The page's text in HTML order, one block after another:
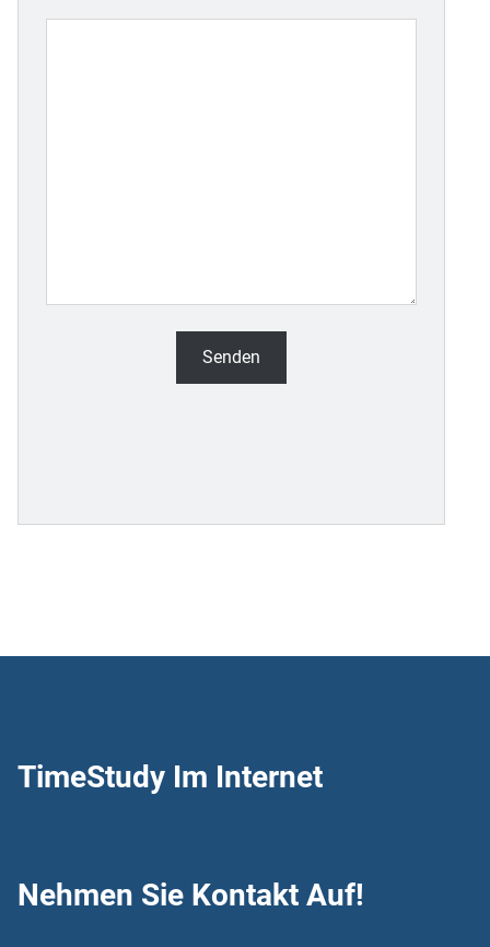
TimeStudy Im Internet
Nehmen Sie Kontakt Auf!